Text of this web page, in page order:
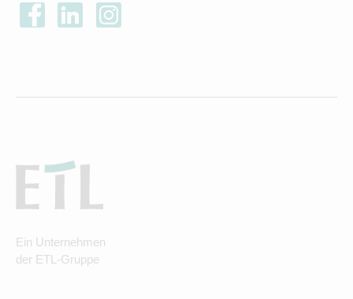
Ein Unternehmen
der ETL-Gruppe